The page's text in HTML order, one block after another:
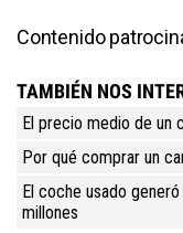
Contenido
TAMBIÉN NOS
El precio medio de un
Por qué comprar un
El coche usado
millones